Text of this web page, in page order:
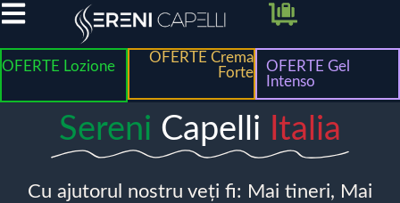
OFERTE Lozione
OFERTE Crema
Forte
OFERTE Gel
Intenso
Sereni Capelli Italia
Cu ajutorul nostru veți fi: Mai tineri, Mai